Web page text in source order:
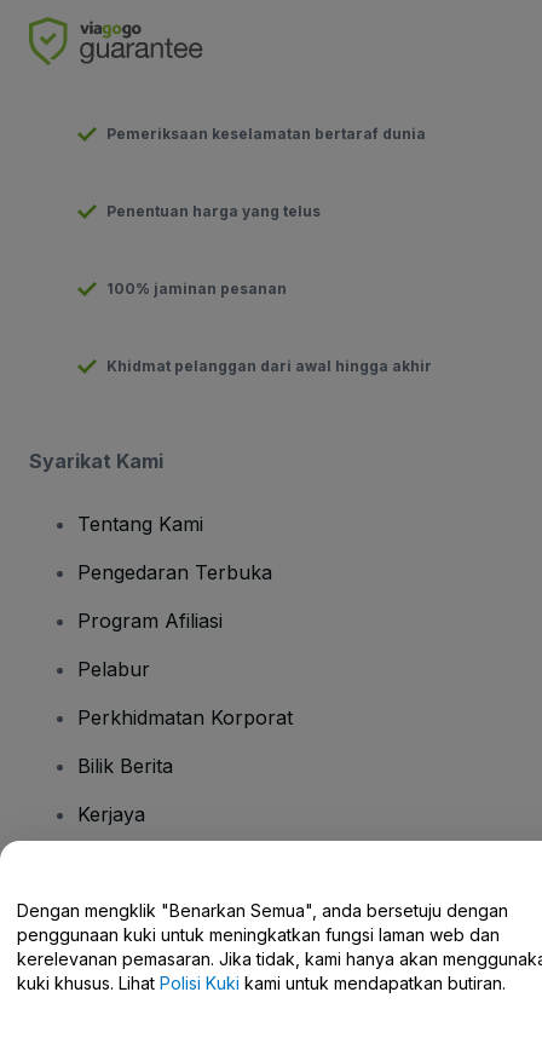
Pemeriksaan keselamatan bertaraf dunia
Penentuan harga yang telus
100% jaminan pesanan
Khidmat pelanggan dari awal hingga akhir
Syarikat Kami
Tentang Kami
Pengedaran Terbuka
Program Afiliasi
Pelabur
Perkhidmatan Korporat
Bilik Berita
Kerjaya
Pusat Bantuan / Hubungi Kami
Dengan mengklik "Benarkan Semua", anda bersetuju dengan
penggunaan kuki untuk meningkatkan fungsi laman web dan
kerelevanan pemasaran. Jika tidak, kami hanya akan
kuki khusus. Lihat Polisi Kuki kami untuk mendapatkan butiran.